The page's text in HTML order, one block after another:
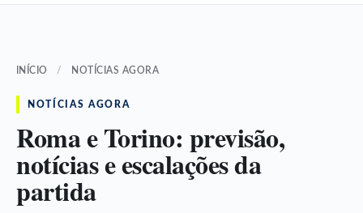
INÍCIO / NOTÍCIAS AGORA
NOTÍCIAS AGORA
Roma e Torino: previsão,
notícias e escalações da
partida